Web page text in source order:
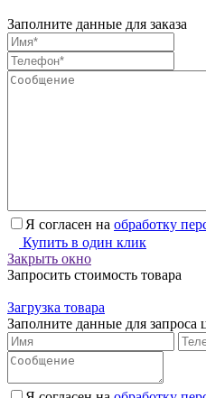
Заполните данные для заказа
Я согласен на обработку
Купить в один клик
Закрыть окно
Запросить стоимость товара
Загрузка товара
Заполните данные для запроса